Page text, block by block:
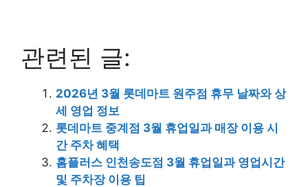
관련된 글:
2026년 3월 롯데마트 원주점 휴무 날짜와 상
세 영업 정보
롯데마트 중계점 3월 휴업일과 매장 이용 시
간 주차 혜택
홈플러스 인천송도점 3월 휴업일과 영업시간
및 주차장 이용 팁